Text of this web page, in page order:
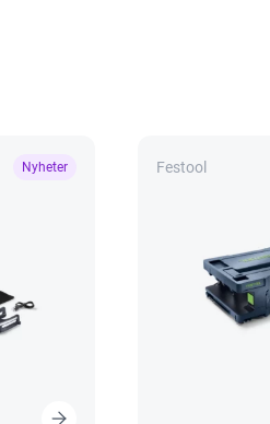
Nyheter Festool